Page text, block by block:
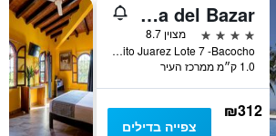
Hotel Aldea del Bazar
4 כוכבים
מצוין 8.7
Boulevard Benito Juarez Lote 7 -Bacocho, פוארטו אסקונדידו, מדינת אואחאקה, מקסיקו
1.0 ק״מ ממרכז העיר
₪312
צפייה בדילים